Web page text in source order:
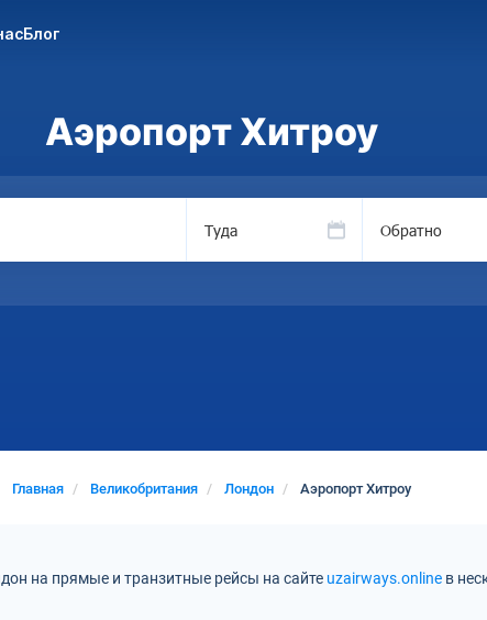
Блог
Аэропорт Хитроу
Туда Обратно
Главная Великобритания Лондон Аэропорт Хитроу
на прямые и транзитные рейсы на сайте uzairways.online в